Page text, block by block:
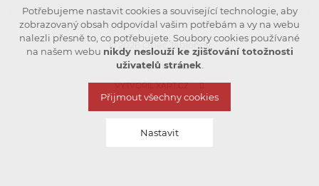
Potřebujeme nastavit cookies a související technologie, aby
zobrazovaný obsah odpovídal vašim potřebám a vy na webu
nalezli přesně to, co potřebujete. Soubory cookies používané
na našem webu nikdy neslouží ke zjišťování totožnosti
uživatelů stránek
Přijmout všechny cookies
Nastavit
© 2026 Obec Jabloňov
mapa webu
VYTVOŘIL XART.CZ